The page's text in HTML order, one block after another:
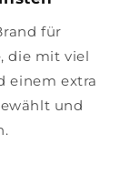
für
die mit viel
einem extra
und